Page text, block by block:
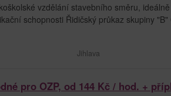
vzdělání stavebního směru,
schopnosti Řidičský průkaz skupiny "B"
Jihlava
pro OZP, od 144 Kč / hod. +